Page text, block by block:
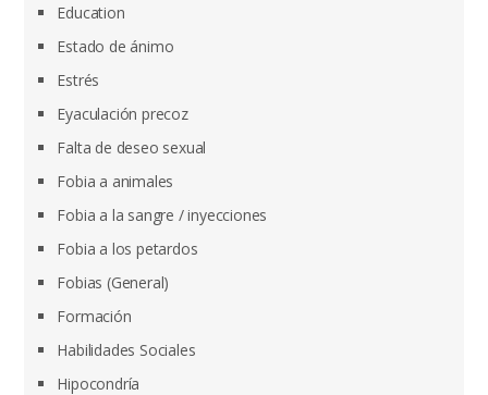
Education
Estado de ánimo
Estrés
Eyaculación precoz
Falta de deseo sexual
Fobia a animales
Fobia a la sangre / inyecciones
Fobia a los petardos
Fobias (General)
Formación
Habilidades Sociales
Hipocondría